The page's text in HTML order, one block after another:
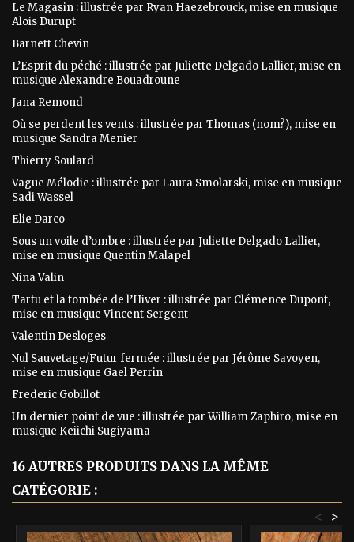
Le Magasin : illustrée par Ryan Haezebrouck, mise en musique
Alois Durupt
Barnett Chevin
L’Esprit du péché : illustrée par Juliette Delgado Lallier, mise en
musique Alexandre Bouadroune
Jana Remond
Où se perdent les vents : illustrée par Thomas (nom?), mise en
musique Sandra Menier
Thierry Soulard
Vague Mélodie : illustrée par Laura Smolarski, mise en musique
Sadi Wassel
Elie Darco
Sous un voile d’ombre : illustrée par Juliette Delgado Lallier,
mise en musique Quentin Malapel
Nina Valin
Tartu et la tombée de l’Hiver : illustrée par Clémence Dupont,
mise en musique Vincent Sergent
Valentin Desloges
Nul Sauvetage/Futur fermée : illustrée par Jérôme Savoyen,
mise en musique Gael Perrin
Frederic Gobillot
Un dernier point de vue : illustrée par William Zaphiro, mise en
musique Keiichi Sugiyama
16 AUTRES PRODUITS DANS LA MÊME
CATÉGORIE :
>
<